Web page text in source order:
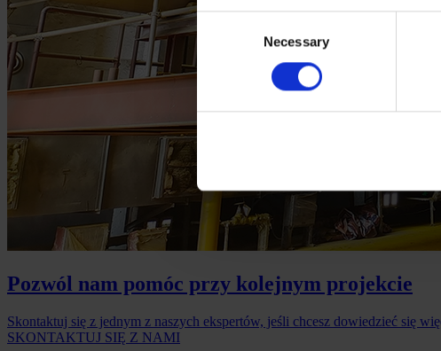
Consent
Necessary
Pozwól nam pomóc przy kolejnym projekcie
Skontaktuj się z jednym z naszych ekspertów, jeśli chcesz dowiedzieć się
SKONTAKTUJ SIĘ Z NAMI